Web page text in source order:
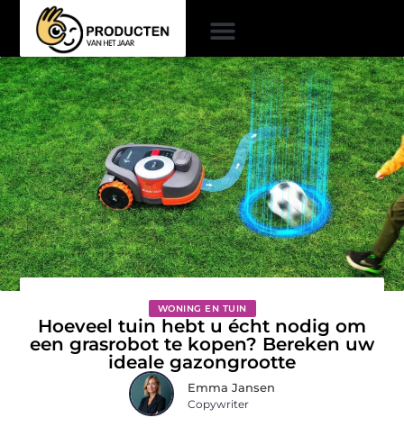
WONING EN TUIN
Hoeveel tuin hebt u écht nodig om
een grasrobot te kopen? Bereken uw
ideale gazongrootte
Emma Jansen
Copywriter